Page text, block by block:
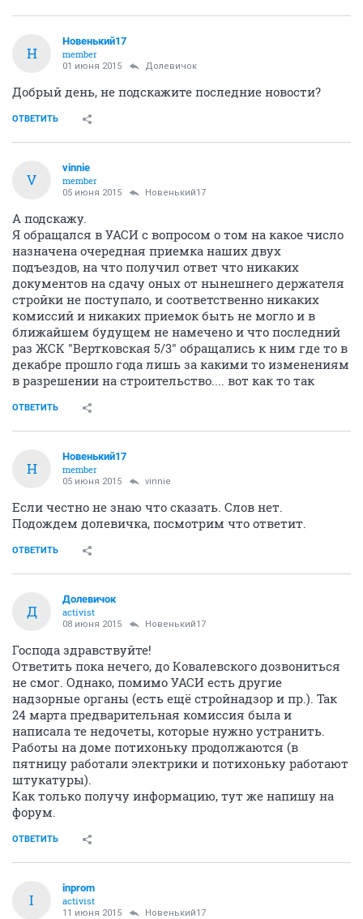
Н
Новенький17
member
01 июня 2015 Долевичок
Добрый день, не подскажите последние новости?
ОТВЕТИТЬ
V
vinnie
member
05 июня 2015 Новенький17
А подскажу.
Я обращался в УАСИ с вопросом о том на какое число
назначена очередная приемка наших двух
подъездов, на что получил ответ что никаких
документов на сдачу оных от нынешнего держателя
стройки не поступало, и соответственно никаких
комиссий и никаких приемок быть не могло и в
ближайшем будущем не намечено и что последний
раз ЖСК "Вертковская 5/3" обращались к ним где то в
декабре прошло года лишь за какими то изменениям
в разрешении на строительство.... вот как то так
ОТВЕТИТЬ
Н
Новенький17
member
05 июня 2015 vinnie
Если честно не знаю что сказать. Слов нет.
Подождем долевичка, посмотрим что ответит.
ОТВЕТИТЬ
Д
Долевичок
activist
08 июня 2015 Новенький17
Господа здравствуйте!
Ответить пока нечего, до Ковалевского дозвониться
не смог. Однако, помимо УАСИ есть другие
надзорные органы (есть ещё стройнадзор и пр.). Так
24 марта предварительная комиссия была и
написала те недочеты, которые нужно устранить.
Работы на доме потихоньку продолжаются (в
пятницу работали электрики и потихоньку работают
штукатуры).
Как только получу информацию, тут же напишу на
форум.
ОТВЕТИТЬ
I
inprom
activist
11 июня 2015 Новенький17